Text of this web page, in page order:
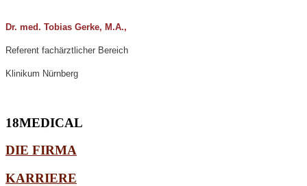
Dr. med. Tobias Gerke, M.A.,
Referent fachärztlicher Bereich
Klinikum Nürnberg
18MEDICAL
DIE FIRMA
KARRIERE